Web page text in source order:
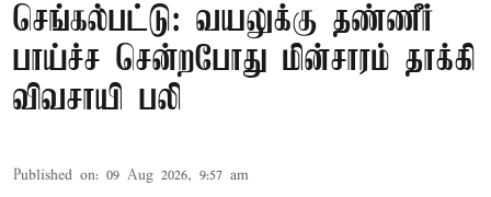
செங்கல்பட்டு: வயலுக்கு தண்ணீர்
பாய்ச்ச சென்றபோது மின்சாரம் தாக்கி
விவசாயி பலி
Published on: 09 Aug 2026, 9:57 am